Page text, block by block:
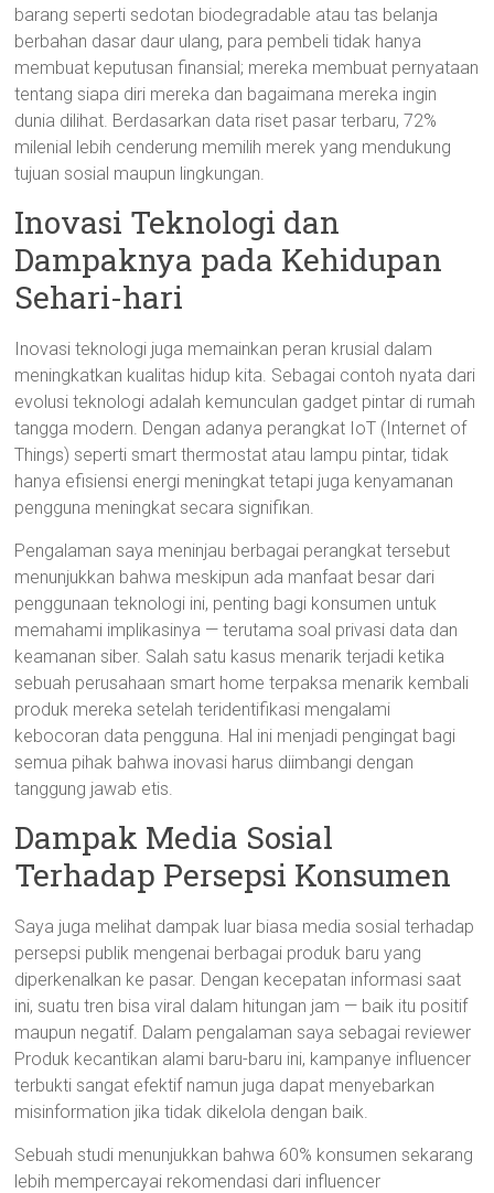
barang seperti sedotan biodegradable atau tas belanja
berbahan dasar daur ulang, para pembeli tidak hanya
membuat keputusan finansial; mereka membuat pernyataan
tentang siapa diri mereka dan bagaimana mereka ingin
dunia dilihat. Berdasarkan data riset pasar terbaru, 72%
milenial lebih cenderung memilih merek yang mendukung
tujuan sosial maupun lingkungan.
Inovasi Teknologi dan
Dampaknya pada Kehidupan
Sehari-hari
Inovasi teknologi juga memainkan peran krusial dalam
meningkatkan kualitas hidup kita. Sebagai contoh nyata dari
evolusi teknologi adalah kemunculan gadget pintar di rumah
tangga modern. Dengan adanya perangkat IoT (Internet of
Things) seperti smart thermostat atau lampu pintar, tidak
hanya efisiensi energi meningkat tetapi juga kenyamanan
pengguna meningkat secara signifikan.
Pengalaman saya meninjau berbagai perangkat tersebut
menunjukkan bahwa meskipun ada manfaat besar dari
penggunaan teknologi ini, penting bagi konsumen untuk
memahami implikasinya — terutama soal privasi data dan
keamanan siber. Salah satu kasus menarik terjadi ketika
sebuah perusahaan smart home terpaksa menarik kembali
produk mereka setelah teridentifikasi mengalami
kebocoran data pengguna. Hal ini menjadi pengingat bagi
semua pihak bahwa inovasi harus diimbangi dengan
tanggung jawab etis.
Dampak Media Sosial
Terhadap Persepsi Konsumen
Saya juga melihat dampak luar biasa media sosial terhadap
persepsi publik mengenai berbagai produk baru yang
diperkenalkan ke pasar. Dengan kecepatan informasi saat
ini, suatu tren bisa viral dalam hitungan jam — baik itu positif
maupun negatif. Dalam pengalaman saya sebagai reviewer
Produk kecantikan alami baru-baru ini, kampanye influencer
terbukti sangat efektif namun juga dapat menyebarkan
misinformation jika tidak dikelola dengan baik.
Sebuah studi menunjukkan bahwa 60% konsumen sekarang
lebih mempercayai rekomendasi dari influencer